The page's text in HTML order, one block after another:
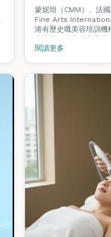
Academy：認證
態全方位對照
蒙妮坦（CMM）、法
Fine Arts
港有歷史嘅美容培訓機
大不同。本文中立比較
學費、就業支援，並
閱讀更多